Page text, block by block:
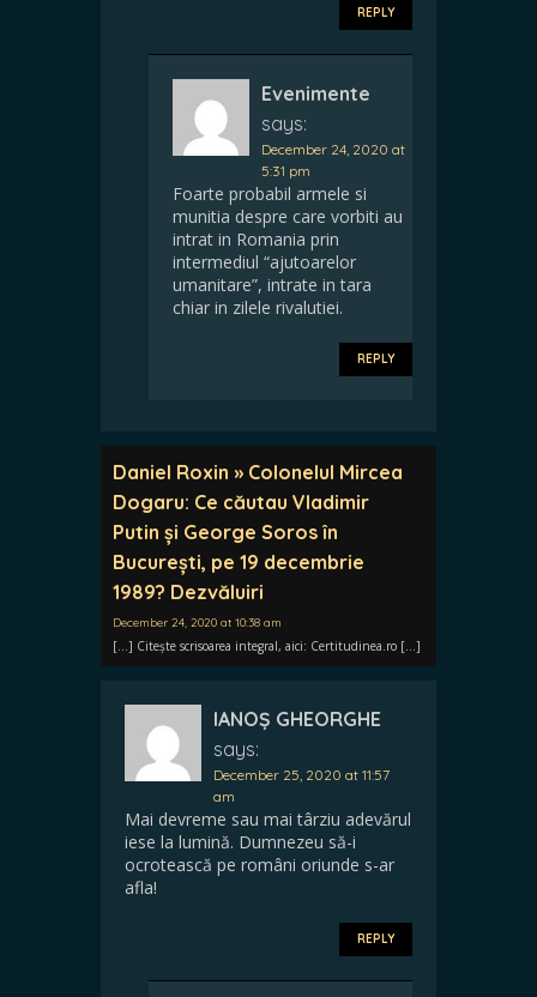
REPLY
Evenimente
says:
December 24, 2020 at
5:31 pm
Foarte probabil armele si
munitia despre care vorbiti au
intrat in Romania prin
intermediul “ajutoarelor
umanitare”, intrate in tara
chiar in zilele rivalutiei.
REPLY
Daniel Roxin » Colonelul Mircea
Dogaru: Ce căutau Vladimir
Putin și George Soros în
București, pe 19 decembrie
1989? Dezvăluiri
December 24, 2020 at 10:38 am
[…] Citește scrisoarea integral, aici: Certitudinea.ro […]
IANOȘ GHEORGHE
says:
December 25, 2020 at 11:57
am
Mai devreme sau mai târziu adevărul
iese la lumină. Dumnezeu să-i
ocrotească pe români oriunde s-ar
afla!
REPLY